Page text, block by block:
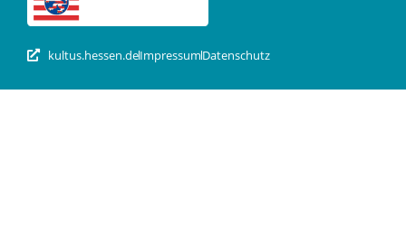
kultus.hessen.deImpressumDatenschutz